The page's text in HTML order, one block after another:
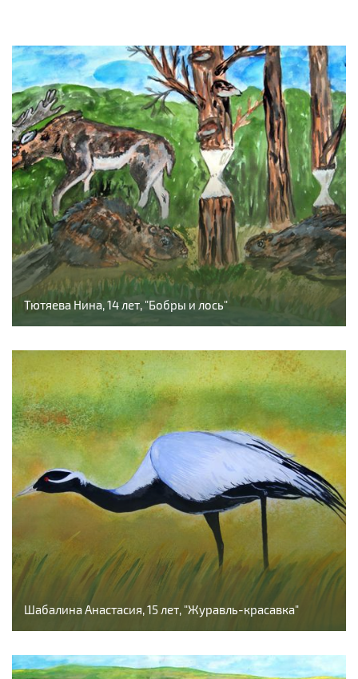
Тютяева Нина, 14 лет, "Бобры и лось"
Шабалина Анастасия, 15 лет, "Журавль-красавка"